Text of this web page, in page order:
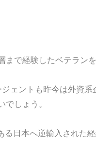
で経験したベテランを
ェントも昨今は外資
しょう。
日本へ逆輸入された経